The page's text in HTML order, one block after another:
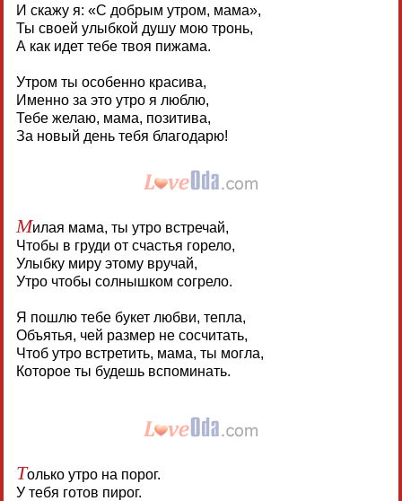
И скажу я: «С добрым утром, мама»,
Ты своей улыбкой душу мою тронь,
А как идет тебе твоя пижама.
Утром ты особенно красива,
Именно за это утро я люблю,
Тебе желаю, мама, позитива,
За новый день тебя благодарю!
Милая мама, ты утро встречай,
Чтобы в груди от счастья горело,
Улыбку миру этому вручай,
Утро чтобы солнышком согрело.
Я пошлю тебе букет любви, тепла,
Объятья, чей размер не сосчитать,
Чтоб утро встретить, мама, ты могла,
Которое ты будешь вспоминать.
Только утро на порог.
У тебя готов пирог.